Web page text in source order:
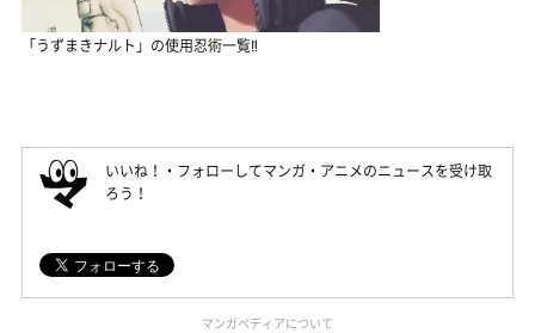
「うずまきナルト」の使用忍術一覧‼
いいね！・フォローしてマンガ・アニメのニュースを受け取
ろう！
マンガペディアについて